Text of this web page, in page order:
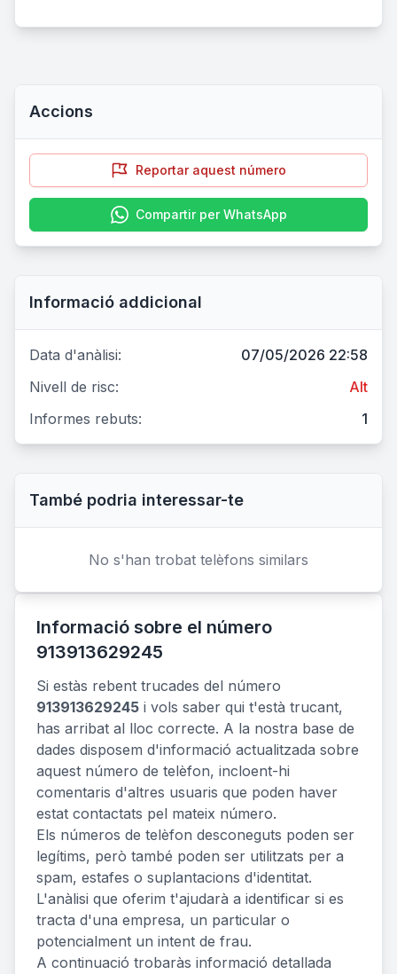
Accions
Reportar aquest número
Compartir per WhatsApp
Informació addicional
Data d'anàlisi:
07/05/2026 22:58
Nivell de risc:
Alt
Informes rebuts:
1
També podria interessar-te
No s'han trobat telèfons similars
Informació sobre el número
913913629245
Si estàs rebent trucades del número
913913629245 i vols saber qui t'està trucant,
has arribat al lloc correcte. A la nostra base de
dades disposem d'informació actualitzada sobre
aquest número de telèfon, incloent-hi
comentaris d'altres usuaris que poden haver
estat contactats pel mateix número.
Els números de telèfon desconeguts poden ser
legítims, però també poden ser utilitzats per a
spam, estafes o suplantacions d'identitat.
L'anàlisi que oferim t'ajudarà a identificar si es
tracta d'una empresa, un particular o
potencialment un intent de frau.
A continuació trobaràs informació detallada